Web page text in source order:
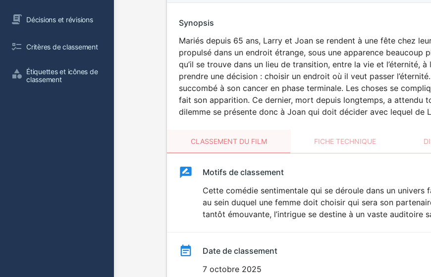
Décisions et révisions
Critères de classement
Étiquettes et icônes de
classement
Synopsis
Mariés depuis 65 ans, Larry et Joan se rendent à une fête chez
propulsé dans un endroit étrange, sous une apparence beaucoup
qu’il se trouve dans un lieu de transition, entre la vie et l’éternité,
prendre une décision : choisir un endroit où il veut passer
succombé à son cancer en phase terminale. Les choses se
fait son apparition. Ce dernier, mort depuis longtemps, a attendu
dilemme se présente donc à Joan qui doit décider avec lequel de
CLASSEMENT DU FILM FICHE TECHNIQUE
ClassementClassement
Motifs de classement
Cette comédie sentimentale qui se déroule dans un univers
au sein duquel une femme doit choisir qui sera son
tantôt émouvante, l’intrigue se destine à un vaste auditoire
Date de classement
7 octobre 2025